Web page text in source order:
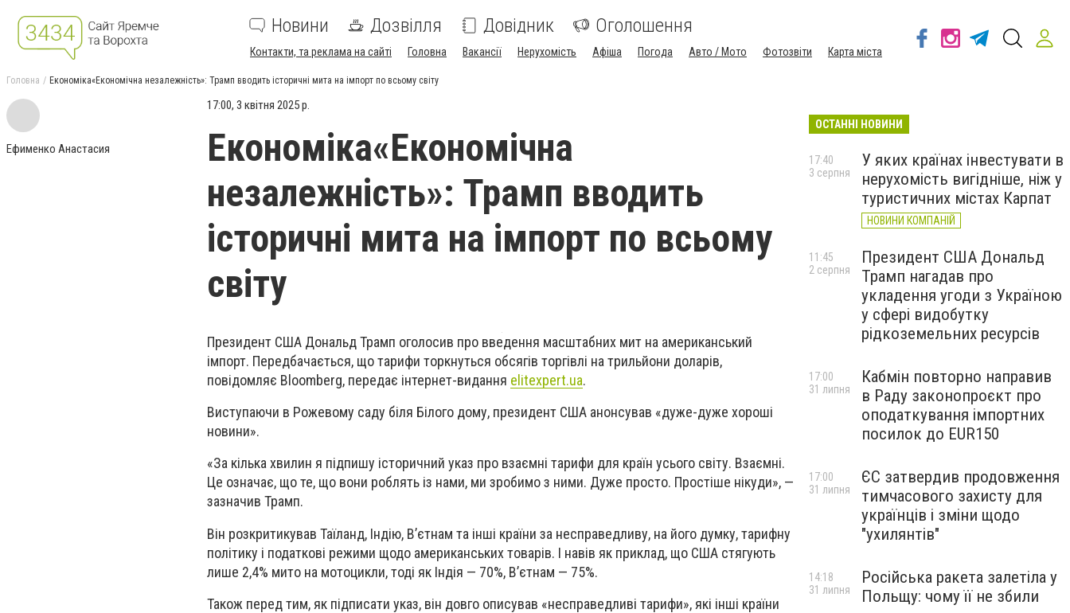
Новини Дозвілля Довідник Оголошення
Контакти, та реклама на сайті Головна Вакансії Нерухомість Афіша Погода Авто / Мото Фотозвіти Карта міста
Головна Економіка«Економічна незалежність»: Трамп вводить історичні мита на імпорт по всьому світу
Ефименко Анастасия
17:00, 3 квітня 2025 р.
Економіка«Економічна
незалежність»: Трамп вводить
історичні мита на імпорт по всьому
світу
Президент США Дональд Трамп оголосив про введення масштабних мит на американський
імпорт. Передбачається, що тарифи торкнуться обсягів торгівлі на трильйони доларів,
повідомляє Bloomberg, передає інтернет-видання elitexpert.ua.
Виступаючи в Рожевому саду біля Білого дому, президент США анонсував «дуже-дуже хороші
новини».
«За кілька хвилин я підпишу історичний указ про взаємні тарифи для країн усього світу. Взаємні.
Це означає, що те, що вони роблять із нами, ми зробимо з ними. Дуже просто. Простіше нікуди», —
зазначив Трамп.
Він розкритикував Таїланд, Індію, В’єтнам та інші країни за несправедливу, на його думку, тарифну
політику і податкові режими щодо американських товарів. І навів як приклад, що США стягують
лише 2,4% мито на мотоцикли, тоді як Індія — 70%, В’єтнам — 75%.
Також перед тим, як підписати указ, він довго описував «несправедливі тарифи», які інші країни
ОСТАННІ НОВИНИ
У яких країнах інвестувати в
нерухомість вигідніше, ніж у
туристичних містах Карпат
НОВИНИ КОМПАНІЙ
17:40
3 серпня
Президент США Дональд
Трамп нагадав про
укладення угоди з Україною
у сфері видобутку
рідкоземельних ресурсів
11:45
2 серпня
Кабмін повторно направив
в Раду законопроєкт про
оподаткування імпортних
посилок до EUR150
17:00
31 липня
ЄС затвердив продовження
тимчасового захисту для
українців і зміни щодо
"ухилянтів"
17:00
31 липня
Російська ракета залетіла у
Польщу: чому її не збили
14:18
31 липня